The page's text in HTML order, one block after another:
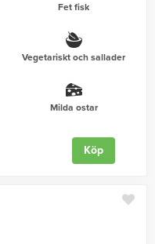
Fet fisk
Vegetariskt och sallader
Milda ostar
Köp